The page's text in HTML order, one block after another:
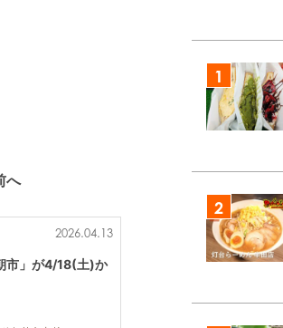
へ
2026.04.13
市」が4/18(土)か